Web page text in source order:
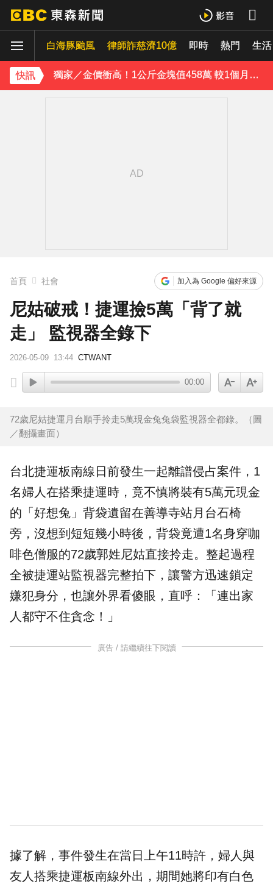
白海豚颱風 律師詐慈濟10億 即時 熱門 生活
快訊
白海豚颱風強襲日本！奄美逾3萬戶停電 沖繩5人受傷
獨家／金價衝高！1公斤金塊值458萬 較1個月前增近28萬
首頁 社會 加入為 Google 偏好來源
尼姑破戒！捷運撿5萬「背了就
走」 監視器全錄下
2026-05-09 13:44 CTWANT
00:00
72歲尼姑捷運月台順手拎走5萬現金兔兔袋監視器全都錄。（圖
／翻攝畫面）
台北捷運板南線日前發生一起離譜侵占案件，1
名婦人在搭乘捷運時，竟不慎將裝有5萬元現金
的「 好想兔 」 背袋遺留在善導寺站月台石椅
旁，沒想到短短幾小時後，背袋竟遭1名身穿咖
啡色僧服的72歲郭姓尼姑直接拎走。整起過程
全被捷運站監視器完整拍下，讓警方迅速鎖定
嫌犯身分，也讓外界看傻眼，直呼：「連出家
人都守不住貪念！」
廣告 / 請繼續往下閱讀
據了解，事件發生在當日上午11時許，婦人與
友人搭乘捷運板南線外出，期間她將印有白色